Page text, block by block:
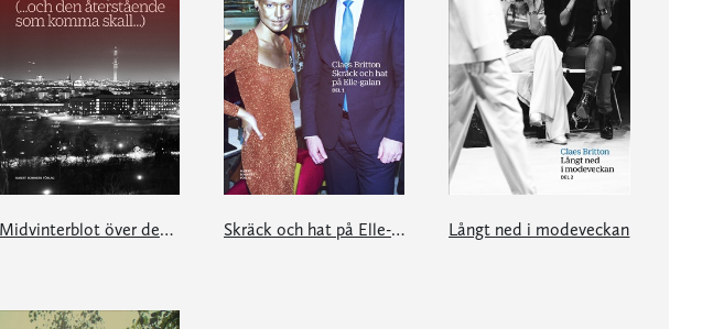
Midvinterblot över den tid som flytt Skräck och hat på Elle-galan Långt ned i modeveckan